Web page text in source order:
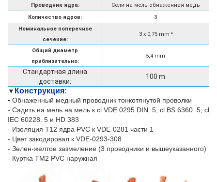
Проводник ядра:
Сели на мель обнаженная медь
Количество ядров:
3
Номинальное поперечное
сечение:
3 x 0,75 mm ²
Общий диаметр
приблизительно:
5,4 mm
Стандартная длина
доставки:
100 m
▼ Конструкция:
- Обнаженный медный проводник тонкотянутой проволки
- Садить на мель на мель к cl VDE 0295 DIN. 5, cl BS 6360. 5, cl
IEC 60228. 5 и HD 383
- Изоляция T12 ядра PVC к VDE-0281 части 1
- Цвет закодировал к VDE-0293-308
- Зелен-желтое зазмеление (3 проводники и вышеуказанного)
- Куртка TM2 PVC наружная